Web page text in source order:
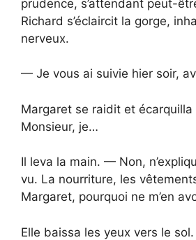
prudence, s’attendant peut-
Richard s’éclaircit la gorge,
nerveux.
— Je vous ai suivie hier soir,
Margaret se raidit et
Monsieur, je…
Il leva la main. — Non,
vu. La nourriture, les
Margaret, pourquoi ne m’en
Elle baissa les yeux vers le